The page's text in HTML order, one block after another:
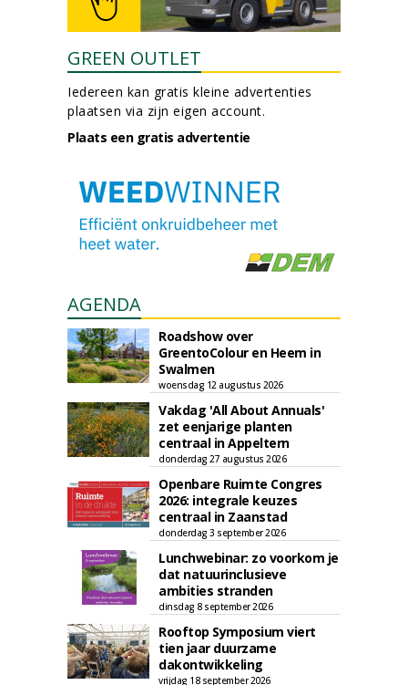
GREEN OUTLET
Iedereen kan gratis kleine advertenties
plaatsen via zijn eigen account.
Plaats een gratis advertentie
AGENDA
Roadshow over
GreentoColour en Heem in
Swalmen
woensdag 12 augustus 2026
Vakdag 'All About Annuals'
zet eenjarige planten
centraal in Appeltern
donderdag 27 augustus 2026
Openbare Ruimte Congres
2026: integrale keuzes
centraal in Zaanstad
donderdag 3 september 2026
Lunchwebinar: zo voorkom je
dat natuurinclusieve
ambities stranden
dinsdag 8 september 2026
Rooftop Symposium viert
tien jaar duurzame
dakontwikkeling
vrijdag 18 september 2026